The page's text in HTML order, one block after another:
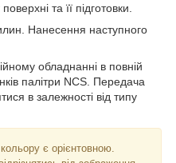
та її підготовки.
Нанесення наступного
обладнанні в повній
палітри NCS. Передача
в залежності від типу
кольору є орієнтовною.